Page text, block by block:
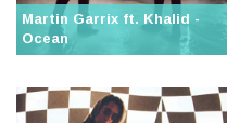
Martin Garrix ft. Khalid -
Ocean